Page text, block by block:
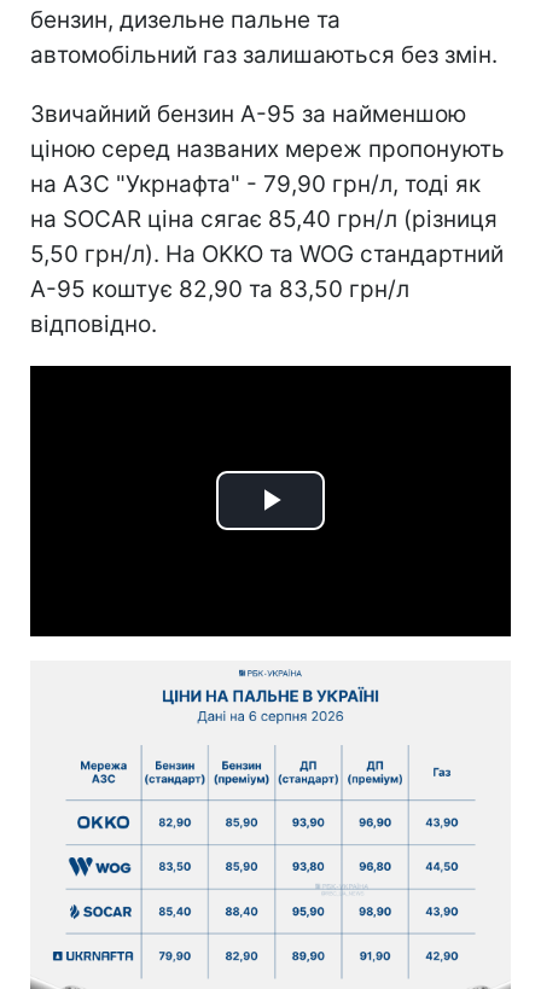
бензин, дизельне пальне та
автомобільний газ залишаються без змін.
Звичайний бензин А-95 за найменшою
ціною серед названих мереж пропонують
на АЗС "Укрнафта" - 79,90 грн/л, тоді як
на SOCAR ціна сягає 85,40 грн/л (різниця
5,50 грн/л). На OKKO та WOG стандартний
А-95 коштує 82,90 та 83,50 грн/л
відповідно.
Play